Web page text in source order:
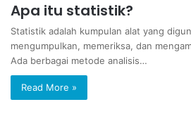
Apa itu statistik?
Statistik adalah kumpulan alat yang
mengumpulkan, memeriksa, dan
Ada berbagai metode analisis…
Read More »